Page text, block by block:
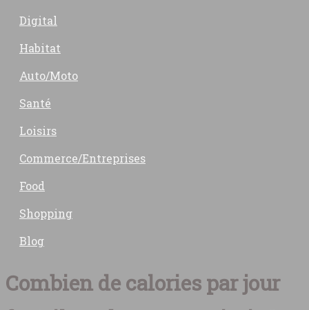
Digital
Habitat
Auto/Moto
Santé
Loisirs
Commerce/Entreprises
Food
Shopping
Blog
Combien de calories par jour